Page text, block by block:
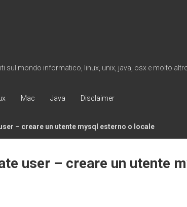
sul mondo informatico, linux, unix, java, osx e molto
Mac Java Disclaimer
– creare un utente mysql esterno o locale
user – creare un utente